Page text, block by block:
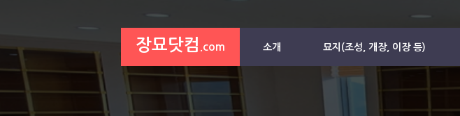
장묘닷컴 .com 소개 묘지(조성, 개장, 이장 등)